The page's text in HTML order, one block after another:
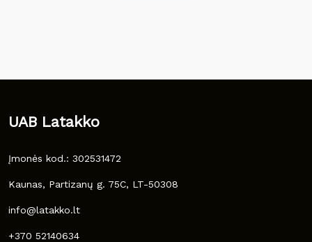
UAB Latakko
Įmonės kod.: 302531472
Kaunas, Partizanų g. 75C, LT-50308
info@latakko.lt
+370 52140634